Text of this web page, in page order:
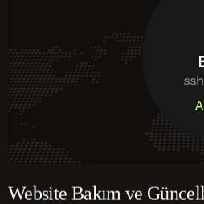
Website Bakım ve